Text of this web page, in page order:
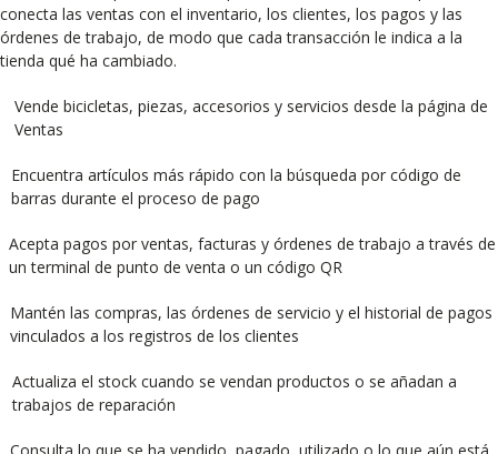
conecta las ventas con el inventario, los clientes, los pagos y las
órdenes de trabajo, de modo que cada transacción le indica a la
tienda qué ha cambiado.
Vende bicicletas, piezas, accesorios y servicios desde la página de
Ventas
Encuentra artículos más rápido con la búsqueda por código de
barras durante el proceso de pago
Acepta pagos por ventas, facturas y órdenes de trabajo a través de
un terminal de punto de venta o un código QR
Mantén las compras, las órdenes de servicio y el historial de pagos
vinculados a los registros de los clientes
Actualiza el stock cuando se vendan productos o se añadan a
trabajos de reparación